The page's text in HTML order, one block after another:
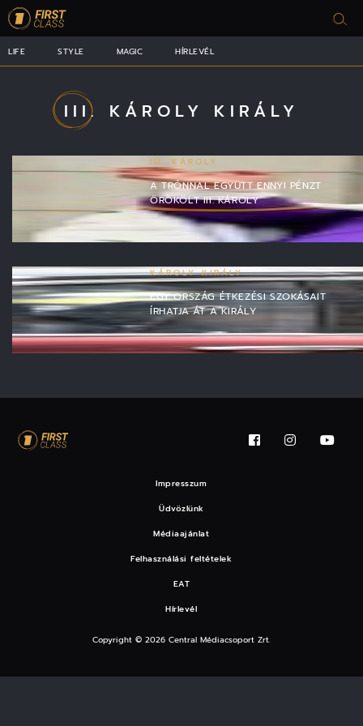
LIFE STYLE MAGIC HÍRLEVÉL
III. KÁROLY KIRÁLY
III. KÁROLY
A TRÓNNAL EGYÜTT ENNYI PÉNZT
ÖRÖKÖLT III. KÁROLY
KÁROLY KIRÁLY
EGY ORSZÁG ÉTKEZÉSI SZOKÁSAIT
ÍRHATJA ÁT A KIRÁLY
Impresszum
Üdvözlünk
Médiaajánlat
Felhasználási feltételek
EAT
Hírlevél
Copyright © 2026 Central Médiacsoport Zrt.